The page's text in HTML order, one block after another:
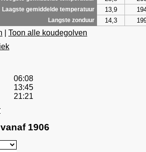
Laagste gemiddelde temperatuur 13,9
Langste zonduur 14,3
Toon alle koudegolven
06:08
13:45
21:21
1906